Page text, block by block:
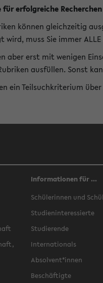
für erfolgreiche Recherchen
können gleichzeitig
wird, muss Sie immer
aber erst mit wenigen
ausfüllen. Sonst
ein Teilsuchkriterium
Informationen für ...
Schülerinnen und
Studieninteressierte
Studierende
Internationals
Absolvent*innen
Beschäftigte